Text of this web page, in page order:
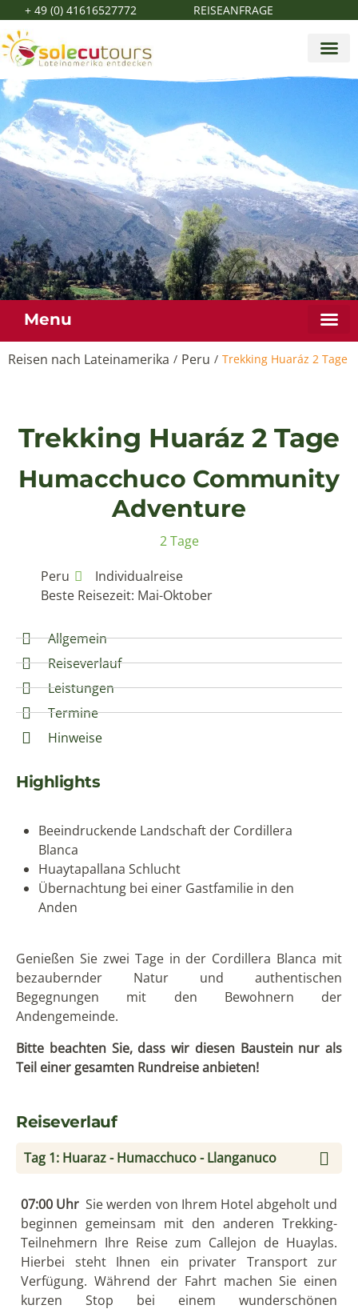
+ 49 (0) 41616527772 REISEANFRAGE
Menu
Reisen nach Lateinamerika / Peru / Trekking Huaráz 2 Tage
Trekking Huaráz 2 Tage
Humacchuco Community
Adventure
2 Tage
Peru
Individualreise
Beste Reisezeit: Mai-Oktober
Allgemein
Reiseverlauf
Leistungen
Termine
Hinweise
Highlights
Beeindruckende Landschaft der Cordillera
Blanca
Huaytapallana Schlucht
Übernachtung bei einer Gastfamilie in den
Anden
Genießen Sie zwei Tage in der Cordillera Blanca mit
bezaubernder Natur und authentischen
Begegnungen mit den Bewohnern der
Andengemeinde.
Bitte beachten Sie, dass wir diesen Baustein nur als
Teil einer gesamten Rundreise anbieten!
Reiseverlauf
Tag 1: Huaraz - Humacchuco - Llanganuco
07:00 Uhr Sie werden von Ihrem Hotel abgeholt und
beginnen gemeinsam mit den anderen Trekking-
Teilnehmern Ihre Reise zum Callejon de Huaylas.
Hierbei steht Ihnen ein privater Transport zur
Verfügung. Während der Fahrt machen Sie einen
kurzen Stop bei einem wunderschönen